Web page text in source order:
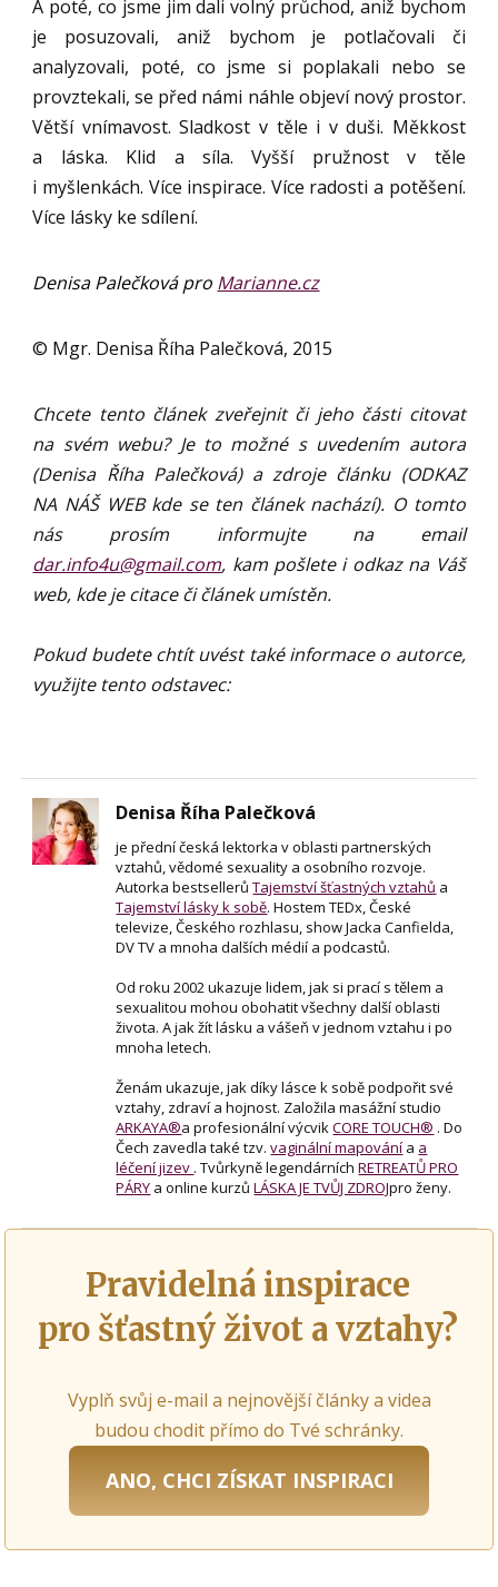
A poté, co jsme jim dali volný průchod, aniž bychom
je posuzovali, aniž bychom je potlačovali či
analyzovali, poté, co jsme si poplakali nebo se
provztekali, se před námi náhle objeví nový prostor.
Větší vnímavost. Sladkost v těle i v duši. Měkkost
a láska. Klid a síla. Vyšší pružnost v těle
i myšlenkách. Více inspirace. Více radosti a potěšení.
Více lásky ke sdílení.
Denisa Palečková pro Marianne.cz
© Mgr. Denisa Říha Palečková, 2015
Chcete tento článek zveřejnit či jeho části citovat
na svém webu? Je to možné s uvedením autora
(Denisa Říha Palečková) a zdroje článku (ODKAZ
NA NÁŠ WEB kde se ten článek nachází). O tomto
nás prosím informujte na email
dar.info4u@gmail.com, kam pošlete i odkaz na Váš
web, kde je citace či článek umístěn.
Pokud budete chtít uvést také informace o autorce,
využijte tento odstavec:
Denisa Říha Palečková
je přední česká lektorka v oblasti partnerských
vztahů, vědomé sexuality a osobního rozvoje.
Autorka bestsellerůTajemství šťastných vztahů a
Tajemství lásky k sobě. Hostem TEDx, České
televize, Českého rozhlasu, show Jacka Canfielda,
DV TV a mnoha dalších médií a podcastů.
Od roku 2002 ukazuje lidem, jak si prací s tělem a
sexualitou mohou obohatit všechny další oblasti
života. A jak žít lásku a vášeň v jednom vztahu i po
mnoha letech.
Ženám ukazuje, jak díky lásce k sobě podpořit své
vztahy, zdraví a hojnost. Založila masážní studio
ARKAYA®a profesionální výcvikCORE TOUCH® . Do
Čech zavedla také tzv.vaginální mapování a a
léčení jizev . Tvůrkyně legendárníchRETREATŮ PRO
PÁRY a online kurzůLÁSKA JE TVŮJ ZDROJpro ženy.
Pravidelná inspirace
pro šťastný život a vztahy?
Vyplň svůj e-mail a nejnovější články a videa
budou chodit přímo do Tvé schránky.
ANO, CHCI ZÍSKAT INSPIRACI